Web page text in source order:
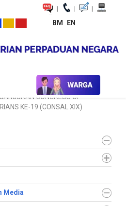
| | |
BM EN
Media
Kenyataan / Siaran
CONGRESS OF
KE-19 (CONSAL XIX)
Media